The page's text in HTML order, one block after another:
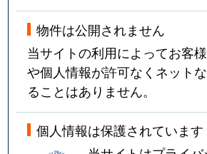
物件は公開されません
当サイトの利用によってお客
や個人情報が許可なくネット
ることはありません。
個人情報は保護されています